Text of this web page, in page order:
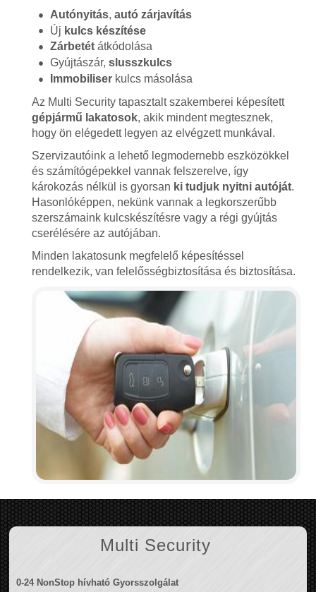
Autónyitás, autó zárjavítás
Új kulcs készítése
Zárbetétátkódolása
Gyújtászár, slusszkulcs
Immobiliserkulcs másolása
Az Multi Security tapasztalt szakemberei képesített
gépjármű lakatosok, akik mindent megtesznek,
hogy ön elégedett legyen az elvégzett munkával.
Szervizautóink a lehető legmodernebb eszközökkel
és számítógépekkel vannak felszerelve, így
károkozás nélkül is gyorsan ki tudjuk nyitni autóját.
Hasonlóképpen, nekünk vannak a legkorszerűbb
szerszámaink kulcskészítésre vagy a régi gyújtás
cserélésére az autójában.
Minden lakatosunk megfelelő képesítéssel
rendelkezik, van felelősségbiztosítása és biztosítása.
Multi Security
0-24 NonStop hívható Gyorsszolgálat